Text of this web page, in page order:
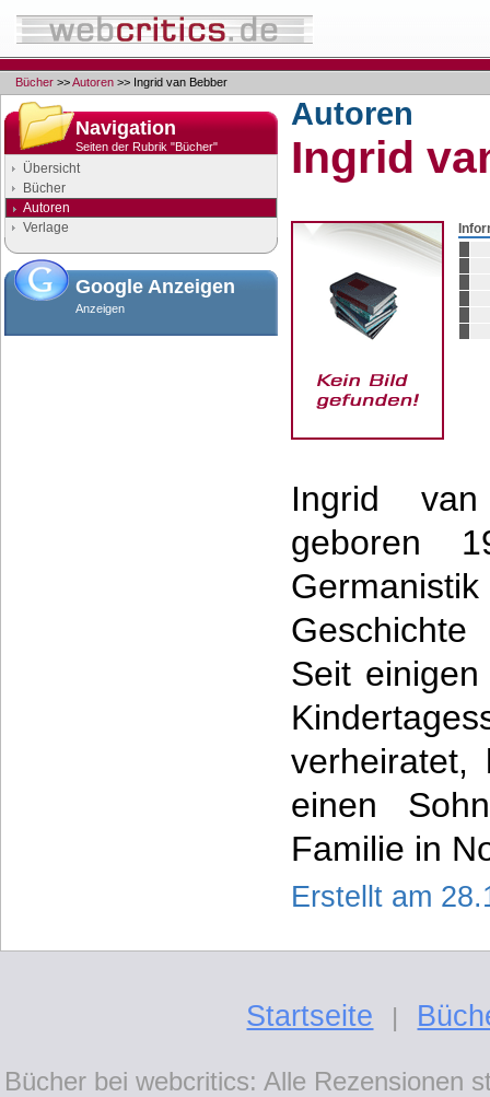
Bücher >>Autoren >> Ingrid van Bebber
Navigation
Seiten der Rubrik "Bücher"
Übersicht
Bücher
Autoren
Verlage
Google Anzeigen
Anzeigen
Autoren
Ingrid
Ingrid
geboren
Seit
verheiratet,
einen
Familie in
Erstellt am
Startseite |
Bücher bei webcritics: Alle Rezensionen